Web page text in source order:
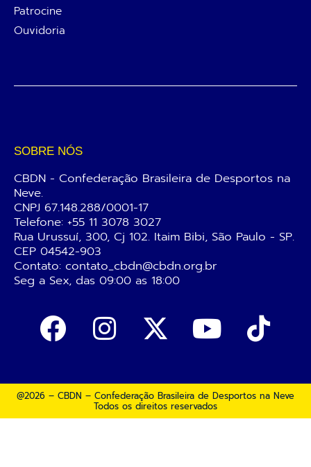
Patrocine
Ouvidoria
SOBRE NÓS
CBDN - Confederação Brasileira de Desportos na
Neve.
CNPJ 67.148.288/0001-17
Telefone: +55 11 3078 3027
Rua Urussuí, 300, Cj 102. Itaim Bibi, São Paulo - SP.
CEP 04542-903
Contato: contato_cbdn@cbdn.org.br
Seg a Sex, das 09:00 as 18:00
@2026 – CBDN – Confederação Brasileira de Desportos na Neve
Todos os direitos reservados